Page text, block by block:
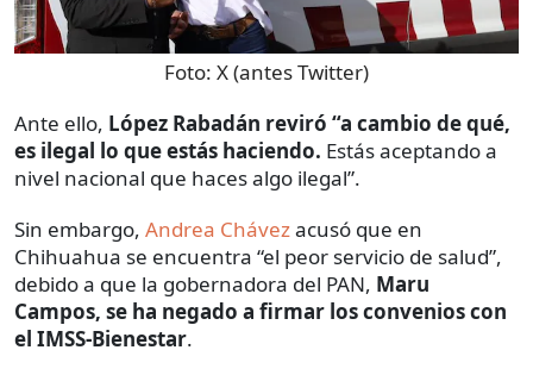
Foto: X (antes Twitter)
Ante ello, López Rabadán reviró “a cambio de qué,
es ilegal lo que estás haciendo. Estás aceptando a
nivel nacional que haces algo ilegal”.
Sin embargo, Andrea Chávezacusó que en
Chihuahua se encuentra “el peor servicio de salud”,
debido a que la gobernadora del PAN, Maru
Campos, se ha negado a firmar los convenios con
el IMSS-Bienestar.